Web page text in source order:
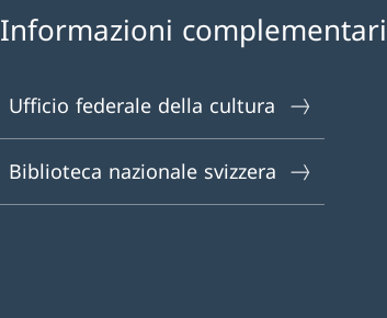
Informazioni complementari
Ufficio federale della cultura
Biblioteca nazionale svizzera